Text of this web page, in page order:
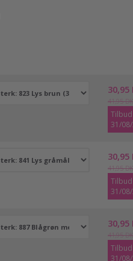
30,95
41,95
31/
30,95
41,95
31/
30,95
41,95
31/